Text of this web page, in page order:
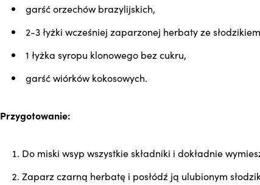
garść orzechów brazylijskich,
2-3 łyżki wcześniej zaparzonej herbaty ze
1 łyżka syropu klonowego bez cukru,
garść wiórków kokosowych.
Przygotowanie:
Do miski wsyp wszystkie składniki i dokładnie
Zaparz czarną herbatę i posłódź ją ulubionym